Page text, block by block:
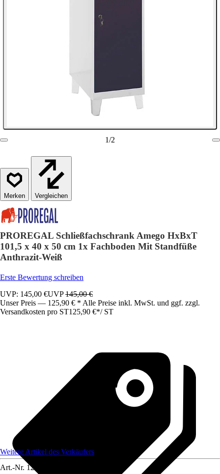
1/2
Vergleichen
PROREGAL Schließfachschrank Amego HxBxT
101,5 x 40 x 50 cm 1x Fachboden Mit Standfüße
Anthrazit-Weiß
Erste Bewertung schreiben
UVP: 145,00 €UVP145,00 €
Unser Preis — 125,90 € * Alle Preise inkl. MwSt. und ggf. zzgl.
Versandkosten pro ST125,90 €*/ ST
Weitere Artikel des Verkäufers
Art.-Nr. 12583393